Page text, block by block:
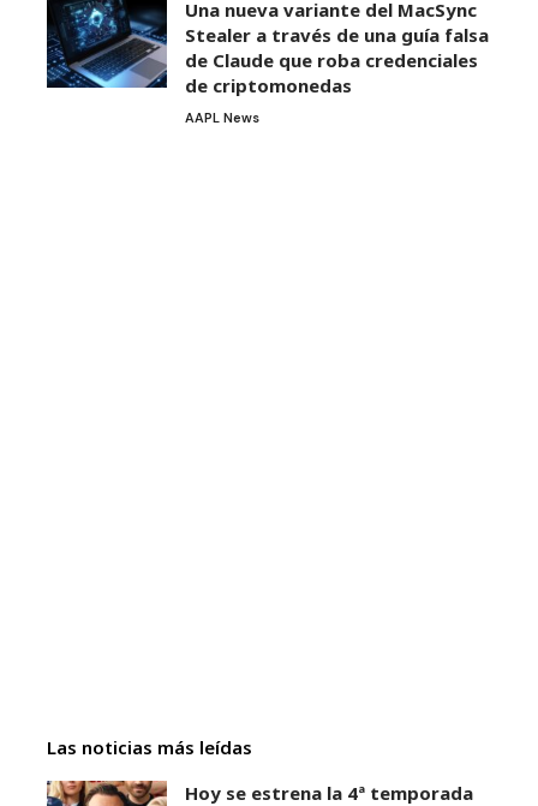
Una nueva variante del MacSync
Stealer a través de una guía falsa
de Claude que roba credenciales
de criptomonedas
AAPL News
Las noticias más leídas
Hoy se estrena la 4ª temporada